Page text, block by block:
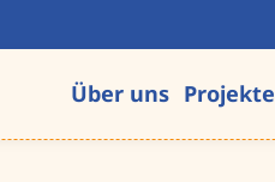
Über uns Projekte